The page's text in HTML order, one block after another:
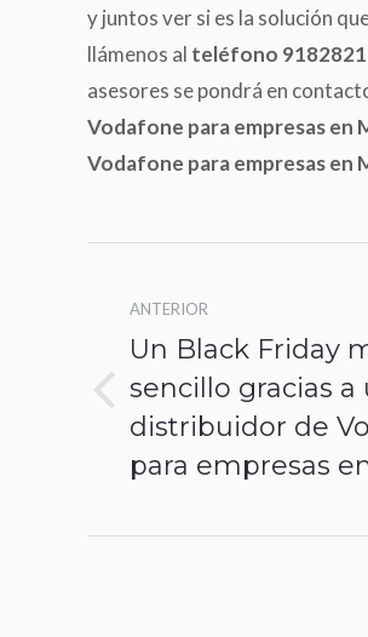
y juntos ver si es la solución
llámenos al teléfono
asesores se pondrá en
Vodafone para empresas en
Vodafone para empresas en
entre
ANTERIOR
anterior:
Un Black Friday
sencillo gracias a
distribuidor de
para empresas